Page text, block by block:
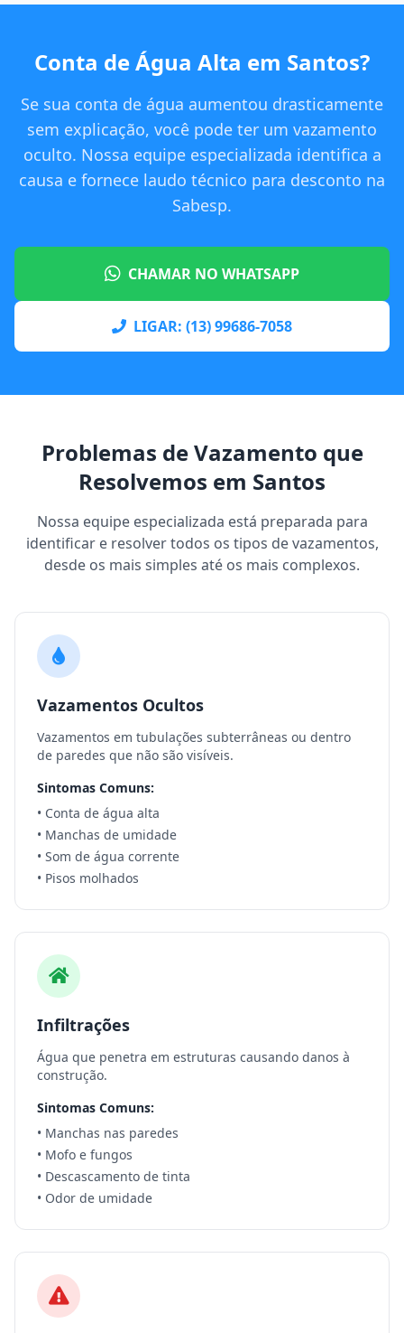
Conta de Água Alta em Santos?
Se sua conta de água aumentou drasticamente
sem explicação, você pode ter um vazamento
oculto. Nossa equipe especializada identifica a
causa e fornece laudo técnico para desconto na
Sabesp.
CHAMAR NO WHATSAPP
LIGAR: (13) 99686-7058
Problemas de Vazamento que
Resolvemos em Santos
Nossa equipe especializada está preparada para
identificar e resolver todos os tipos de vazamentos,
desde os mais simples até os mais complexos.
Vazamentos Ocultos
Vazamentos em tubulações subterrâneas ou dentro
de paredes que não são visíveis.
Sintomas Comuns:
• Conta de água alta
• Manchas de umidade
• Som de água corrente
• Pisos molhados
Infiltrações
Água que penetra em estruturas causando danos à
construção.
Sintomas Comuns:
• Manchas nas paredes
• Mofo e fungos
• Descascamento de tinta
• Odor de umidade